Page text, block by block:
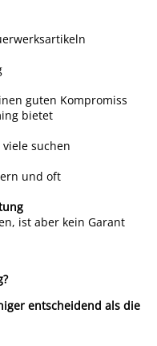
guten Kompromiss
bietet
suchen
und oft
ist aber kein Garant
entscheidend als die